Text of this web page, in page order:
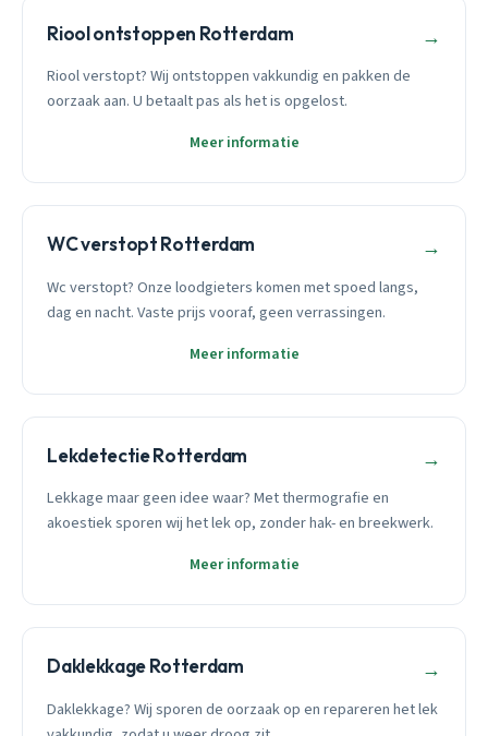
Riool ontstoppen Rotterdam →
Riool verstopt? Wij ontstoppen vakkundig en pakken de
oorzaak aan. U betaalt pas als het is opgelost.
Meer informatie
WC verstopt Rotterdam →
Wc verstopt? Onze loodgieters komen met spoed langs,
dag en nacht. Vaste prijs vooraf, geen verrassingen.
Meer informatie
Lekdetectie Rotterdam →
Lekkage maar geen idee waar? Met thermografie en
akoestiek sporen wij het lek op, zonder hak- en breekwerk.
Meer informatie
Daklekkage Rotterdam →
Daklekkage? Wij sporen de oorzaak op en repareren het lek